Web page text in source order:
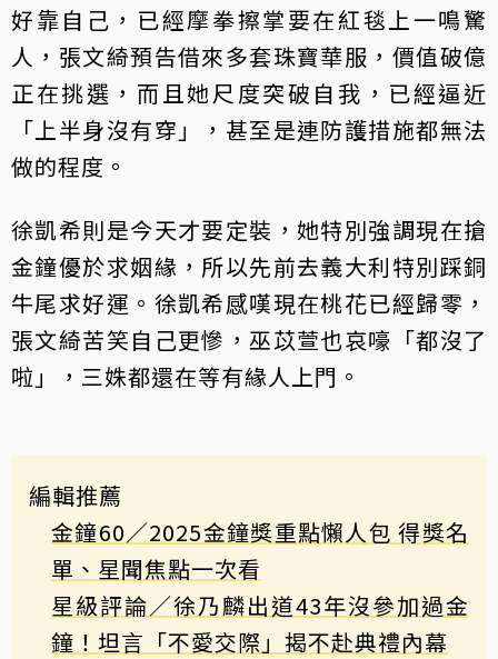
好靠自己，已經摩拳擦掌要在紅毯上一鳴驚
人，張文綺預告借來多套珠寶華服，價值破億
正在挑選，而且她尺度突破自我，已經逼近
「上半身沒有穿」，甚至是連防護措施都無法
做的程度。
徐凱希則是今天才要定裝，她特別強調現在搶
金鐘優於求姻緣，所以先前去義大利特別踩銅
牛尾求好運。徐凱希感嘆現在桃花已經歸零，
張文綺苦笑自己更慘，巫苡萱也哀嚎「都沒了
啦」，三姝都還在等有緣人上門。
編輯推薦
金鐘60／2025金鐘獎重點懶人包 得獎名
單、星聞焦點一次看
星級評論／徐乃麟出道43年沒參加過金
鐘！坦言「不愛交際」揭不赴典禮內幕